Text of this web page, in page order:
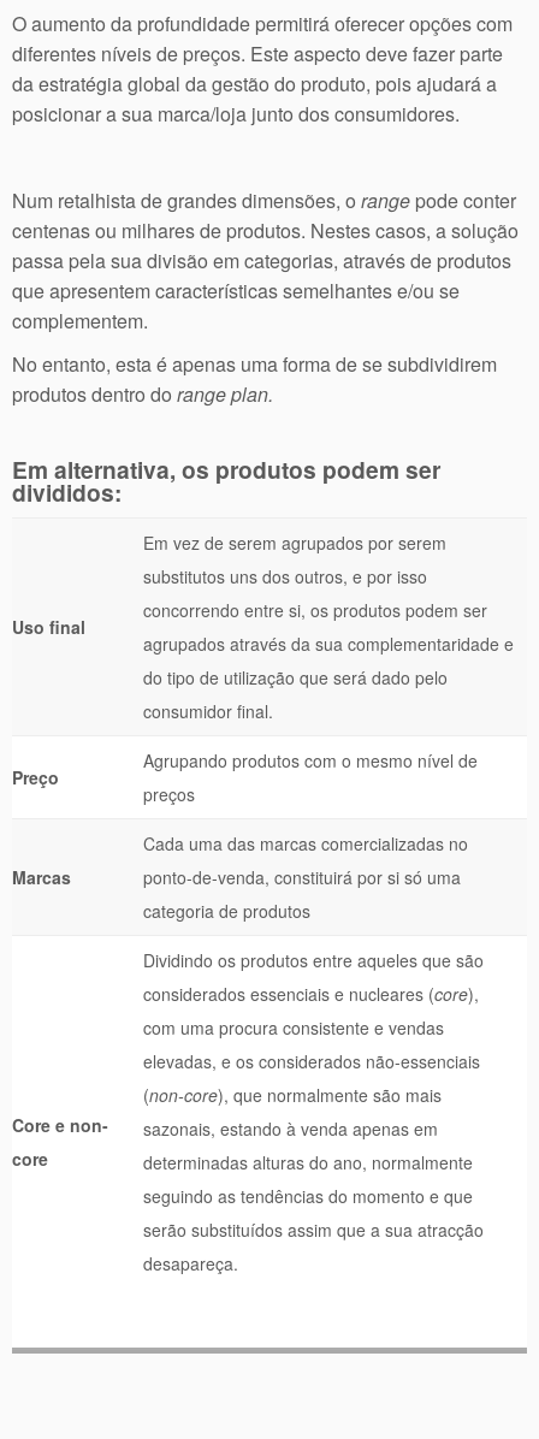
O aumento da profundidade permitirá oferecer opções com
diferentes níveis de preços. Este aspecto deve fazer parte
da estratégia global da gestão do produto, pois ajudará a
posicionar a sua marca/loja junto dos consumidores.
Num retalhista de grandes dimensões, o range pode conter
centenas ou milhares de produtos. Nestes casos, a solução
passa pela sua divisão em categorias, através de produtos
que apresentem características semelhantes e/ou se
complementem.
No entanto, esta é apenas uma forma de se subdividirem
produtos dentro do range plan.
Em alternativa, os produtos podem ser
divididos:
Uso final
Em vez de serem agrupados por serem
substitutos uns dos outros, e por isso
concorrendo entre si, os produtos podem ser
agrupados através da sua complementaridade e
do tipo de utilização que será dado pelo
consumidor final.
Preço
Agrupando produtos com o mesmo nível de
preços
Marcas
Cada uma das marcas comercializadas no
ponto-de-venda, constituirá por si só uma
categoria de produtos
Core e non-
core
Dividindo os produtos entre aqueles que são
considerados essenciais e nucleares (core),
com uma procura consistente e vendas
elevadas, e os considerados não-essenciais
(non-core), que normalmente são mais
sazonais, estando à venda apenas em
determinadas alturas do ano, normalmente
seguindo as tendências do momento e que
serão substituídos assim que a sua atracção
desapareça.